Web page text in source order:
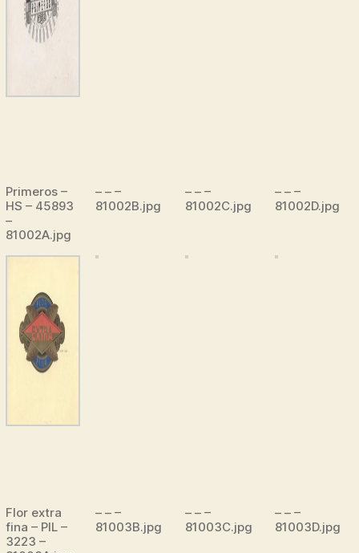
Primeros –
HS – 45893
–
81002A.jpg
– – –
81002B.jpg
– – –
81002C.jpg
– – –
81002D.jpg
Flor extra
fina – PIL –
3223 –
– – –
81003B.jpg
– – –
81003C.jpg
– – –
81003D.jpg